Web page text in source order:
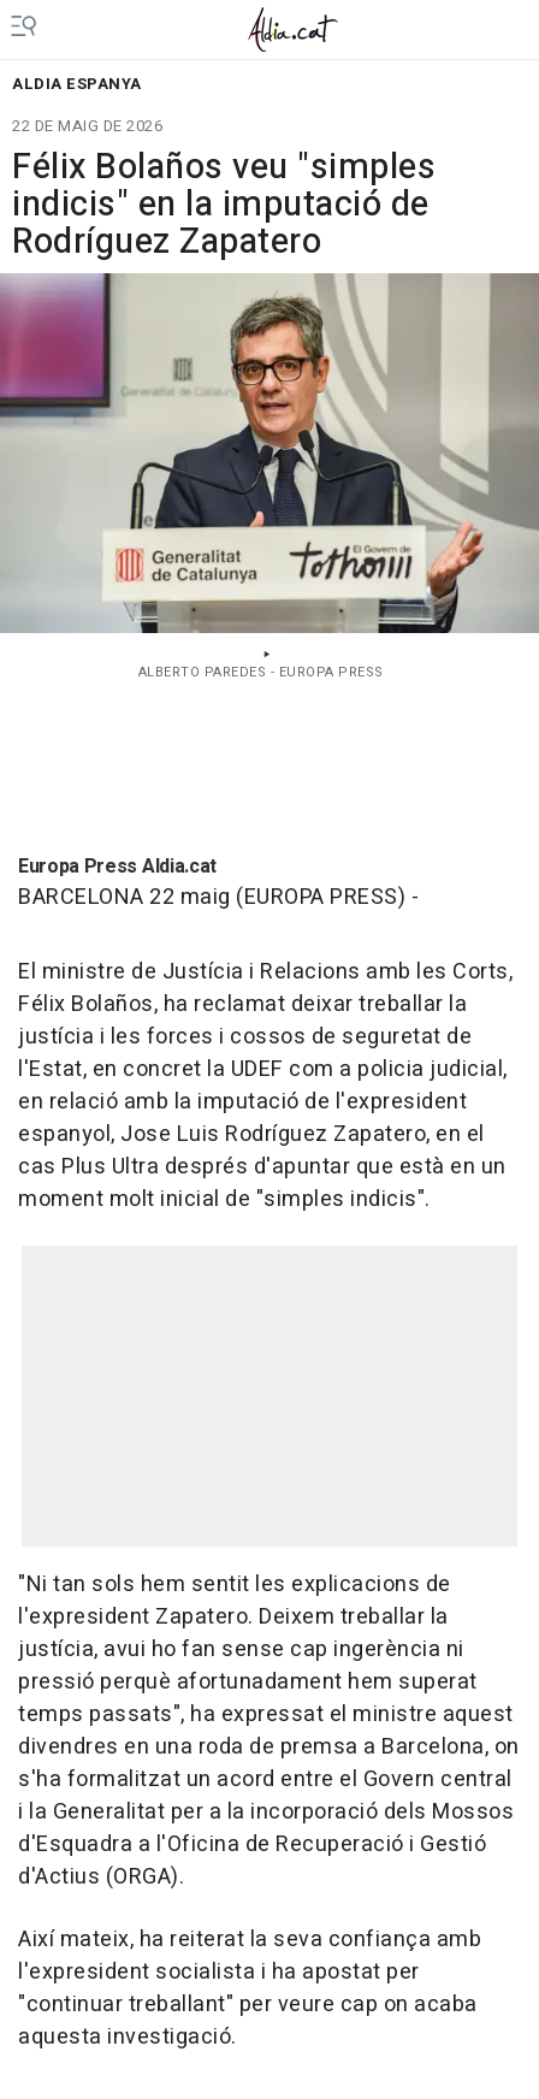
ALDIA ESPANYA
22 DE MAIG DE 2026
Félix Bolaños veu "simples
indicis" en la imputació de
Rodríguez Zapatero
ALBERTO PAREDES - EUROPA PRESS
Europa Press Aldia.cat
BARCELONA 22 maig (EUROPA PRESS) -
El ministre de Justícia i Relacions amb les Corts,
Félix Bolaños, ha reclamat deixar treballar la
justícia i les forces i cossos de seguretat de
l'Estat, en concret la UDEF com a policia judicial,
en relació amb la imputació de l'expresident
espanyol, Jose Luis Rodríguez Zapatero, en el
cas Plus Ultra després d'apuntar que està en un
moment molt inicial de "simples indicis".
"Ni tan sols hem sentit les explicacions de
l'expresident Zapatero. Deixem treballar la
justícia, avui ho fan sense cap ingerència ni
pressió perquè afortunadament hem superat
temps passats", ha expressat el ministre aquest
divendres en una roda de premsa a Barcelona, on
s'ha formalitzat un acord entre el Govern central
i la Generalitat per a la incorporació dels Mossos
d'Esquadra a l'Oficina de Recuperació i Gestió
d'Actius (ORGA).
Així mateix, ha reiterat la seva confiança amb
l'expresident socialista i ha apostat per
"continuar treballant" per veure cap on acaba
aquesta investigació.